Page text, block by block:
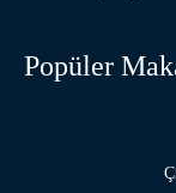
Popüler